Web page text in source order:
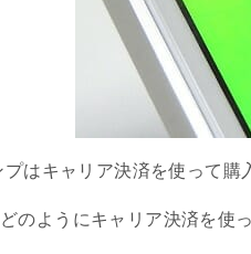
プはキャリア決済を使って購
のようにキャリア決済を使